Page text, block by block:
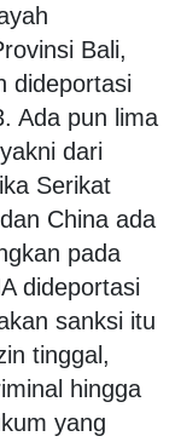
Bali,
dideportasi
Ada pun lima
dari
Serikat
China ada
pada
dideportasi
sanksi itu
tinggal,
hingga
yang